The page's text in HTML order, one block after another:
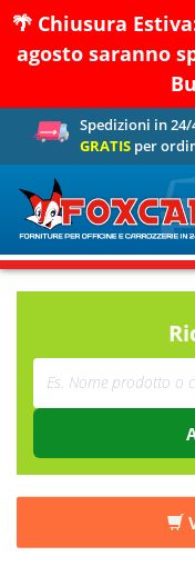
🌴 Chiusura
agosto saranno
Spedizioni in 24/
GRATIS per